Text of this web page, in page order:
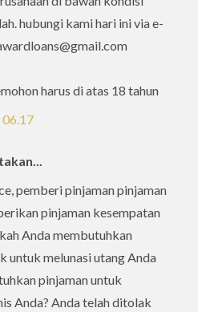
hubungi kami hari ini via e-
harus di atas 18 tahun
pemberi pinjaman pinjaman
pinjaman kesempatan
Anda membutuhkan
untuk melunasi utang Anda
pinjaman untuk
Anda? Anda telah ditolak